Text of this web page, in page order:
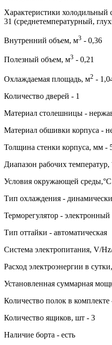
Характеристики
31 (среднетемпературный,
Внутренний объем, м3 - 0,36
Полезный объем, м3 - 0,21
Охлаждаемая площадь, м2 -
Количество дверей - 1
Материал столешницы -
Материал обшивки корпуса -
Толщина стенки корпуса, мм -
Диапазон рабочих температур,
Условия окружающей
Тип охлаждения -
Терморегулятор - электронный
Тип оттайки - автоматическая
Система электропитания, V/
Расход электроэнергии в
Установленная суммарная
Количество полок в комплекте
Количество ящиков, шт - 3
Наличие борта - есть